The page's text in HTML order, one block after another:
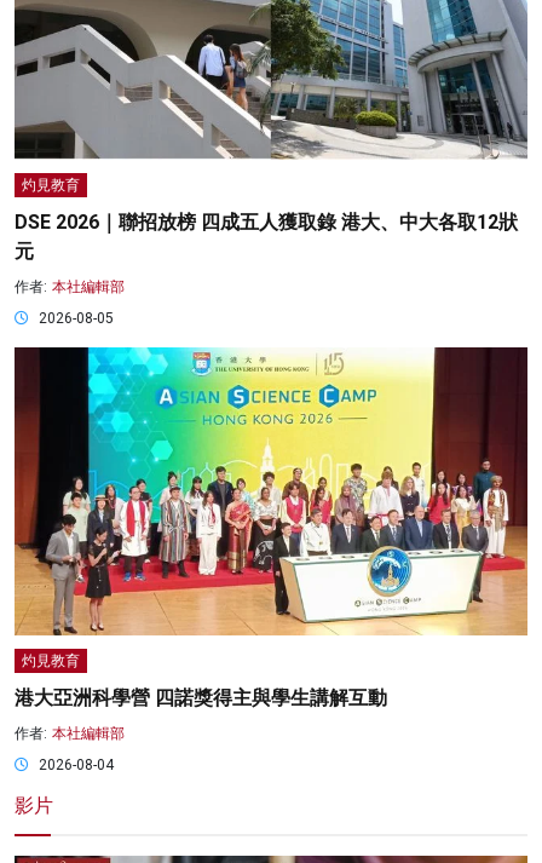
灼見教育
DSE 2026｜聯招放榜 四成五人獲取錄 港大、中大各取12狀
元
作者: 本社編輯部
2026-08-05
灼見教育
港大亞洲科學營 四諾獎得主與學生講解互動
作者: 本社編輯部
2026-08-04
影片